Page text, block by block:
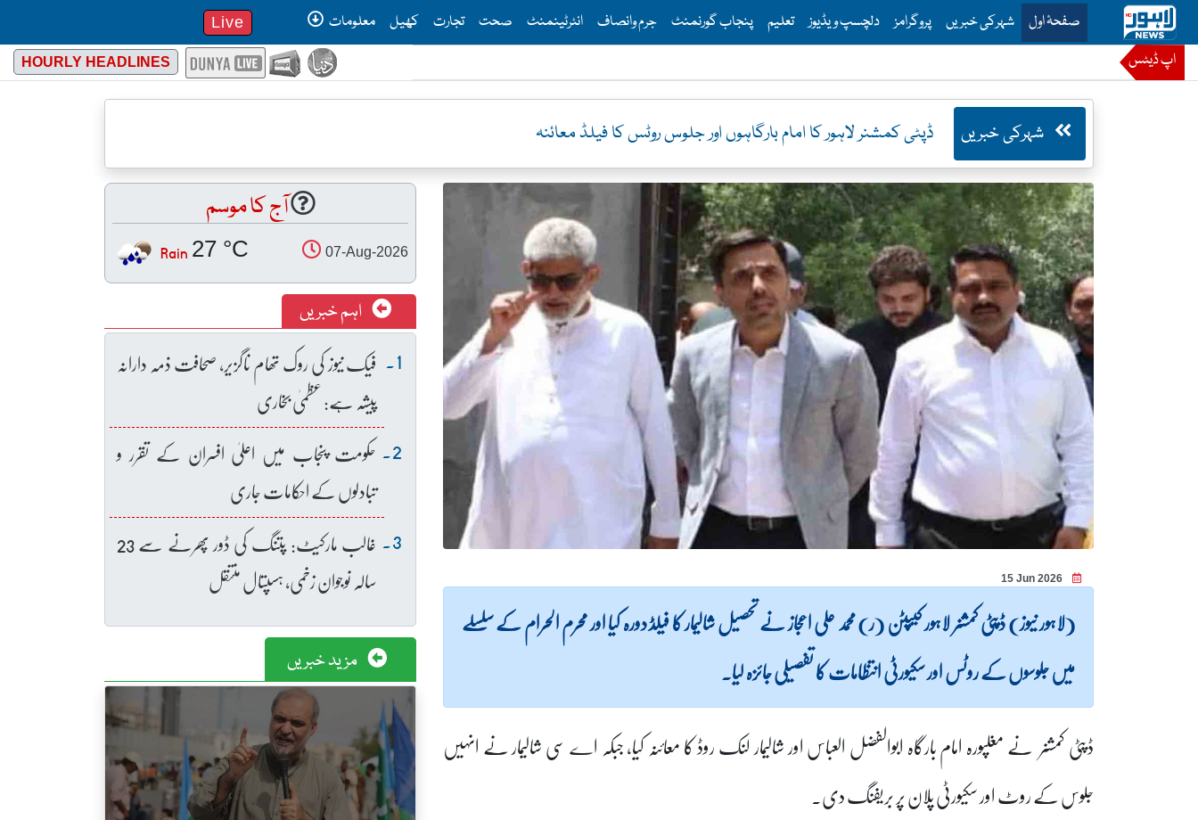
صفحۂ اولThis is the main menu for Lahore News
شہرکی خبریں پروگرامز دلچسپ ویڈیوز تعلیم پنجاب گورنمنٹ جرم وانصاف انٹرٹینمنٹ صحت تجارت کھیل معلومات Live
اپ ڈیٹس HOURLY HEADLINES
ڈپٹی کمشنر لاہور کا امام بارگاہوں اور جلوس روٹس کا فیلڈ معائنہ
15 Jun 2026
(لاہور نیوز) ڈپٹی کمشنر لاہور کیپٹن (ر) محمد علی اعجاز نے تحصیل شالیمار کا فیلڈ دورہ کیا اور محرم الحرام کے سلسلے
میں جلوسوں کے روٹس اور سکیورٹی انتظامات کا تفصیلی جائزہ لیا۔
ڈپٹی کمشنر نے مغلپورہ امام بارگاہ ابوالفضل العباس اور شالیمار لنک روڈ کا معائنہ کیا، جبکہ اے سی شالیمار نے انہیں
جلوس کے روٹ اور سکیورٹی پلان پر بریفنگ دی۔
آج کا موسم
07-Aug-2026
27 °C
Rain
اہم خبریں
فیک نیوز کی روک تھام ناگزیر، صحافت ذمہ دارانہ
پیشہ ہے: عظمیٰ بخاری
حکومت پنجاب میں اعلیٰ افسران کے تقرر و
تبادلوں کے احکامات جاری
غالب مارکیٹ: پتنگ کی ڈور پھرنے سے 23
سالہ نوجوان زخمی، ہسپتال منتقل
مزید خبریں